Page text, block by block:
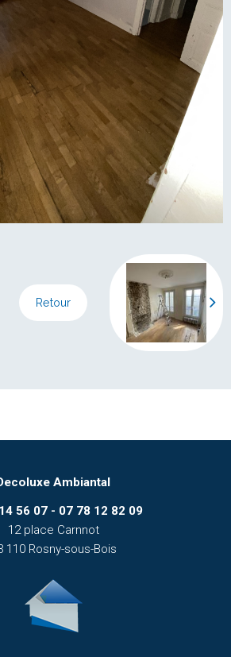
Retour
Ambiantal
56 07 - 07 78 12 82 09
12 place Carnnot
110 Rosny-sous-Bois